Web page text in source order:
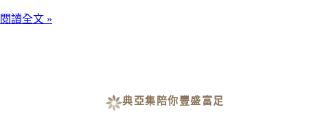
閱讀全文 »
典亞集陪你豐盛富足